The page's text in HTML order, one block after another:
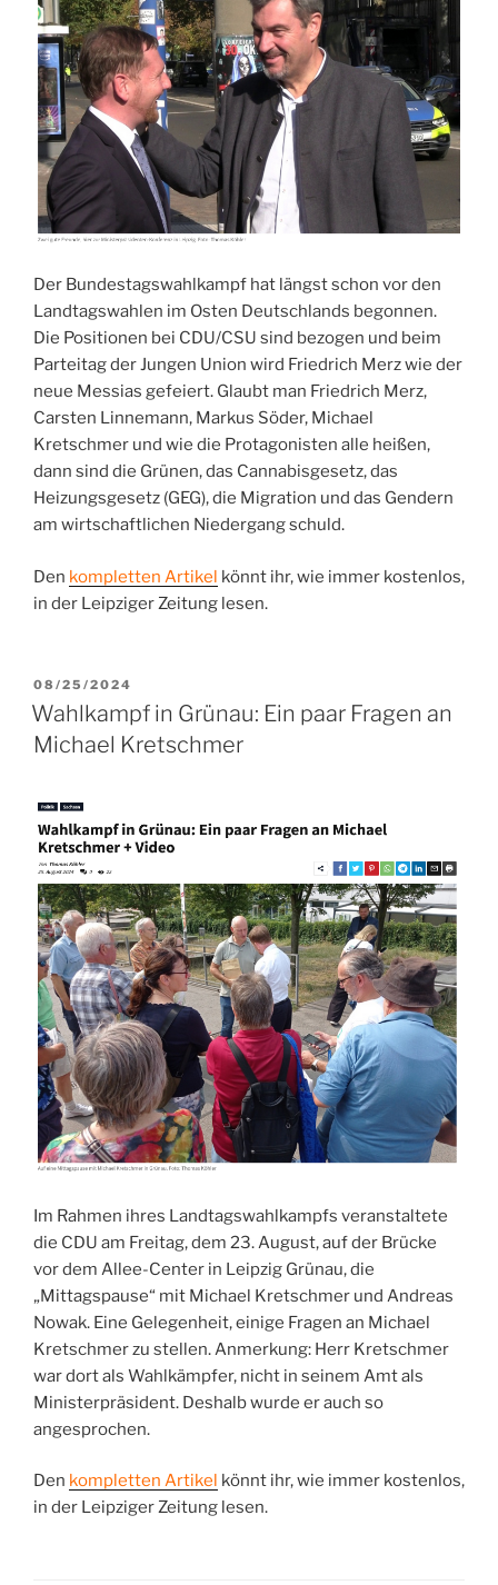
Der Bundestagswahlkampf hat längst schon vor den
Landtagswahlen im Osten Deutschlands begonnen.
Die Positionen bei CDU/CSU sind bezogen und beim
Parteitag der Jungen Union wird Friedrich Merz wie der
neue Messias gefeiert. Glaubt man Friedrich Merz,
Carsten Linnemann, Markus Söder, Michael
Kretschmer und wie die Protagonisten alle heißen,
dann sind die Grünen, das Cannabisgesetz, das
Heizungsgesetz (GEG), die Migration und das Gendern
am wirtschaftlichen Niedergang schuld.
Den kompletten Artikel könnt ihr, wie immer kostenlos,
in der Leipziger Zeitung lesen.
VERÖFFENTLICHT
AM
08/25/2024
Wahlkampf in Grünau: Ein paar Fragen an
Michael Kretschmer
Im Rahmen ihres Landtagswahlkampfs veranstaltete
die CDU am Freitag, dem 23. August, auf der Brücke
vor dem Allee-Center in Leipzig Grünau, die
„Mittagspause“ mit Michael Kretschmer und Andreas
Nowak. Eine Gelegenheit, einige Fragen an Michael
Kretschmer zu stellen. Anmerkung: Herr Kretschmer
war dort als Wahlkämpfer, nicht in seinem Amt als
Ministerpräsident. Deshalb wurde er auch so
angesprochen.
Den kompletten Artikel könnt ihr, wie immer kostenlos,
in der Leipziger Zeitung lesen.